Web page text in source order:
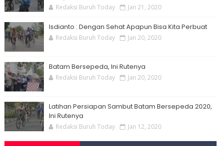
Redaksi Buruh Today Jan 21, 2020
Isdianto : Dengan Sehat Apapun Bisa Kita Perbuat
Redaksi Buruh Today Jan 20, 2020
Batam Bersepeda, Ini Rutenya
Redaksi Buruh Today Jan 20, 2020
Latihan Persiapan Sambut Batam Bersepeda 2020,
Ini Rutenya
Redaksi Buruh Today Jan 12, 2020